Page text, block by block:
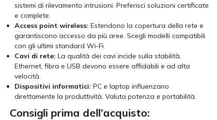
sistemi di rilevamento intrusioni. Preferisci soluzioni certificate
e complete.
Access point wireless: Estendono la copertura della rete e
garantiscono accesso da più aree. Scegli modelli compatibili
con gli ultimi standard Wi-Fi.
Cavi di rete: La qualità dei cavi incide sulla stabilità.
Ethernet, fibra e USB devono essere affidabili e ad alta
velocità.
Dispositivi informatici: PC e laptop influenzano
direttamente la produttività. Valuta potenza e portabilità.
Consigli prima dell’acquisto: